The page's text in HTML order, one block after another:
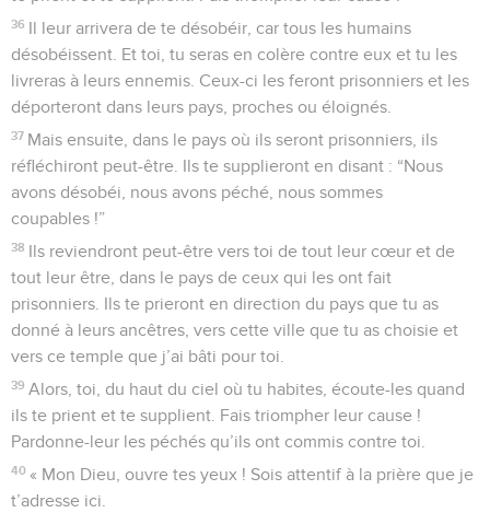
36 Il leur arrivera de te désobéir, car tous les humains
désobéissent. Et toi, tu seras en colère contre eux et tu les
livreras à leurs ennemis. Ceux-ci les feront prisonniers et les
déporteront dans leurs pays, proches ou éloignés.
37 Mais ensuite, dans le pays où ils seront prisonniers, ils
réfléchiront peut-être. Ils te supplieront en disant : “Nous
avons désobéi, nous avons péché, nous sommes
coupables !”
38 Ils reviendront peut-être vers toi de tout leur cœur et de
tout leur être, dans le pays de ceux qui les ont fait
prisonniers. Ils te prieront en direction du pays que tu as
donné à leurs ancêtres, vers cette ville que tu as choisie et
vers ce temple que j’ai bâti pour toi.
39 Alors, toi, du haut du ciel où tu habites, écoute-les quand
ils te prient et te supplient. Fais triompher leur cause !
Pardonne-leur les péchés qu’ils ont commis contre toi.
40 « Mon Dieu, ouvre tes yeux ! Sois attentif à la prière que je
t’adresse ici.